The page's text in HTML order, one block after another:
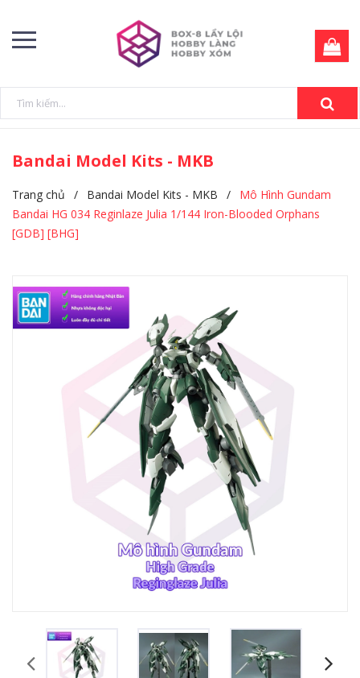
Bandai Model Kits - MKB
Trang chủ / Bandai Model Kits - MKB /
Mô Hình Gundam
Bandai HG 034 Reginlaze Julia 1/144 Iron-Blooded Orphans
[GDB] [BHG]